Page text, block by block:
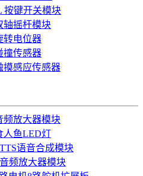
按键开关模块
轴摇杆模块
转电位器
撞传感器
摸感应传感器
频放大器模块
人鱼LED灯
语音合成模块
频放大器模块